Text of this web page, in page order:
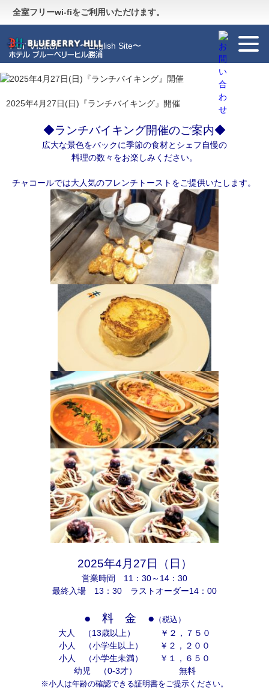
全室フリーwi-fiをご利用いただけます。
Guide 〜施設のご案内〜
For Visitor 〜English Site〜
2025年4月27日(日)『ランチバイキング』開催
◆ランチバイキング開催のご案内◆
広大な景色をバックに季節の食材とシェフ自慢の
料理の数々をお楽しみください。
チャコールでは大人気のフレンチトーストをご提供いたします。
2025年4月27日（日）
営業時間 11：30～14：30
最終入場 13：30 ラストオーダー14：00
● 料 金 ● （税込）
大人 （13歳以上） ￥２，７５ ０
小人 （小学生以上） ￥２，２００
小人 （小学生未満） ￥１，６５０
幼児 （0-3才） 無料
※小人は年齢の確認できる証明書をご提示ください。